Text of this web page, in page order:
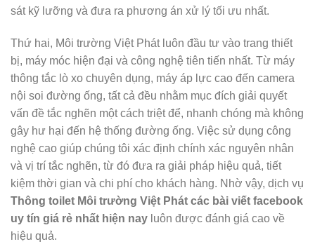
sát kỹ lưỡng và đưa ra phương án xử lý tối ưu nhất.
Thứ hai, Môi trường Việt Phát luôn đầu tư vào trang thiết
bị, máy móc hiện đại và công nghệ tiên tiến nhất. Từ máy
thông tắc lò xo chuyên dụng, máy áp lực cao đến camera
nội soi đường ống, tất cả đều nhằm mục đích giải quyết
vấn đề tắc nghẽn một cách triệt để, nhanh chóng mà không
gây hư hại đến hệ thống đường ống. Việc sử dụng công
nghệ cao giúp chúng tôi xác định chính xác nguyên nhân
và vị trí tắc nghẽn, từ đó đưa ra giải pháp hiệu quả, tiết
kiệm thời gian và chi phí cho khách hàng. Nhờ vậy, dịch vụ
Thông toilet Môi trường Việt Phát các bài viết facebook
uy tín giá rẻ nhất hiện nay luôn được đánh giá cao về
hiệu quả.